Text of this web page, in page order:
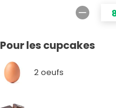
Pour les cupcakes
2 oeufs